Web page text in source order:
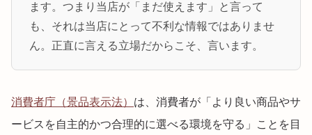
ます。つまり当店が「まだ使えます」と言って
も、それは当店にとって不利な情報ではありませ
ん。正直に言える立場だからこそ、言います。
消費者庁（景品表示法） は、消費者が「より良い商品やサ
ービスを自主的かつ合理的に選べる環境を守る」ことを目